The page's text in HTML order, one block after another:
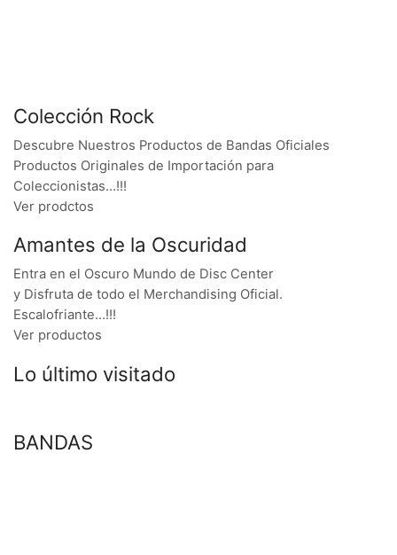
Colección Rock
Descubre Nuestros Productos de Bandas Oficiales
Productos Originales de Importación para
Coleccionistas…!!!
Ver prodctos
Amantes de la Oscuridad
Entra en el Oscuro Mundo de Disc Center
y Disfruta de todo el Merchandising Oficial.
Escalofriante…!!!
Ver productos
Lo último visitado
BANDAS